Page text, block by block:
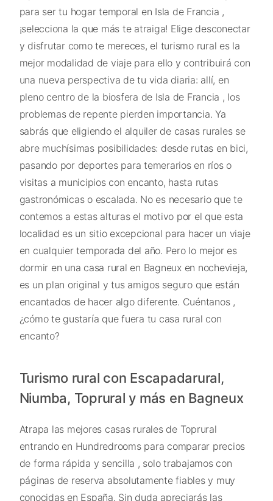
para ser tu hogar temporal en Isla de Francia ,
¡selecciona la que más te atraiga! Elige desconectar
y disfrutar como te mereces, el turismo rural es la
mejor modalidad de viaje para ello y contribuirá con
una nueva perspectiva de tu vida diaria: allí, en
pleno centro de la biosfera de Isla de Francia , los
problemas de repente pierden importancia. Ya
sabrás que eligiendo el alquiler de casas rurales se
abre muchísimas posibilidades: desde rutas en bici,
pasando por deportes para temerarios en ríos o
visitas a municipios con encanto, hasta rutas
gastronómicas o escalada. No es necesario que te
contemos a estas alturas el motivo por el que esta
localidad es un sitio excepcional para hacer un viaje
en cualquier temporada del año. Pero lo mejor es
dormir en una casa rural en Bagneux en nochevieja,
es un plan original y tus amigos seguro que están
encantados de hacer algo diferente. Cuéntanos ,
¿cómo te gustaría que fuera tu casa rural con
encanto?
Turismo rural con Escapadarural,
Niumba, Toprural y más en Bagneux
Atrapa las mejores casas rurales de Toprural
entrando en Hundredrooms para comparar precios
de forma rápida y sencilla , solo trabajamos con
páginas de reserva absolutamente fiables y muy
conocidas en España. Sin duda apreciarás las